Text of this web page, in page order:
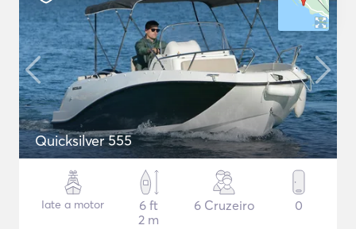
Quicksilver 555
Iate a motor
6 ft
2 m
6 Cruzeiro 0